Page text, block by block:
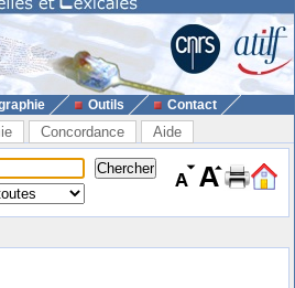
Outils Contact
Concordance Aide